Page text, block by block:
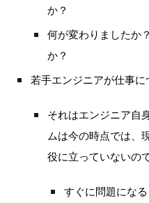
か？
何が変わりましたか
か？
若手エンジニアが仕事
それはエンジニア自
ムは今の時点では、
役に立っていないの
すぐに問題にな